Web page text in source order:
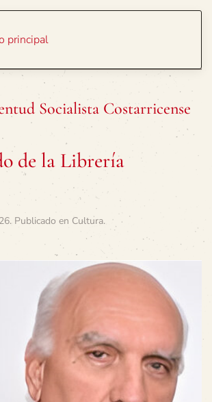
principal
Socialista Costarricense
de la Librería
. Publicado en Cultura.